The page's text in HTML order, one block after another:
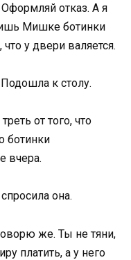
отказ. А я
Мишке ботинки
у двери валяется.
к столу.
от того, что
ботинки
вчера.
она.
же. Ты не тяни,
платить, а у него